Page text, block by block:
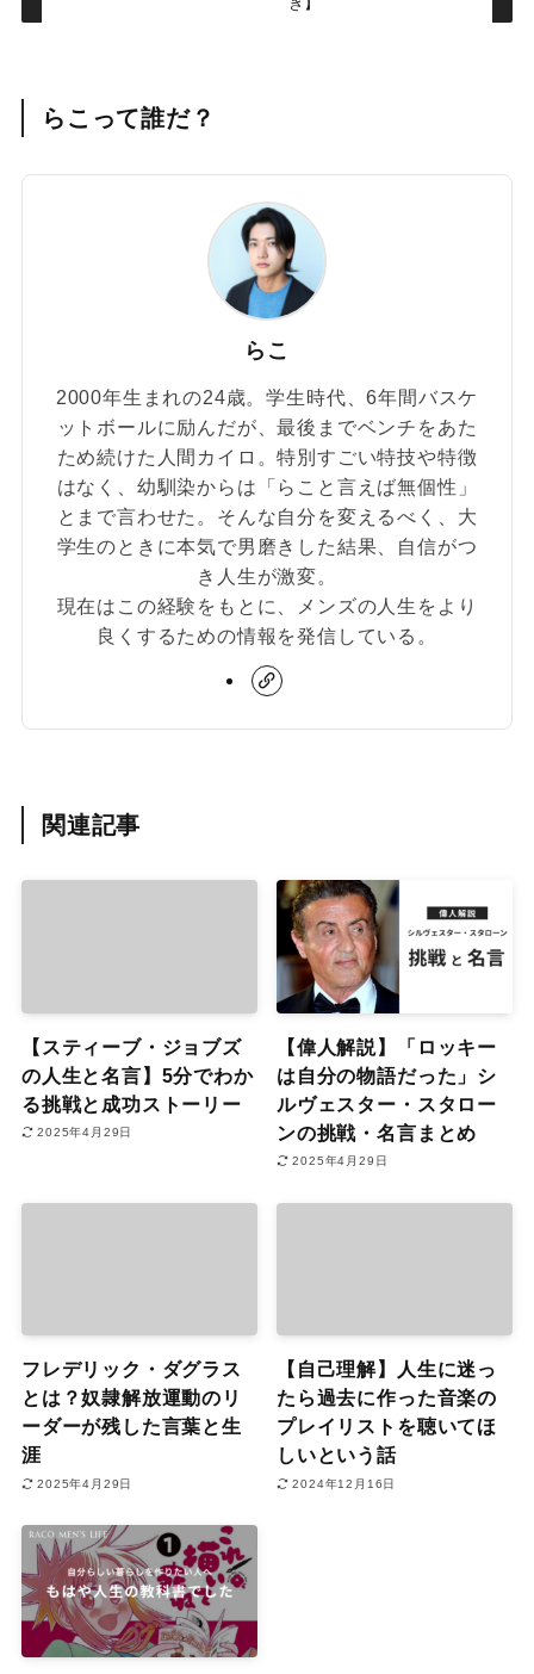
らこって誰だ？
らこ
2000年生まれの24歳。学生時代、6年間バスケ
ットボールに励んだが、最後までベンチをあた
ため続けた人間カイロ。特別すごい特技や特徴
はなく、幼馴染からは「らこと言えば無個性」
とまで言わせた。そんな自分を変えるべく、大
学生のときに本気で男磨きした結果、自信がつ
き人生が激変。
現在はこの経験をもとに、メンズの人生をより
良くするための情報を発信している。
関連記事
【スティーブ・ジョブズ
の人生と名言】5分でわか
る挑戦と成功ストーリー
2025年4月29日
【偉人解説】「ロッキー
は自分の物語だった」シ
ルヴェスター・スタロー
ンの挑戦・名言まとめ
2025年4月29日
フレデリック・ダグラス
とは？奴隷解放運動のリ
ーダーが残した言葉と生
涯
2025年4月29日
【自己理解】人生に迷っ
たら過去に作った音楽の
プレイリストを聴いてほ
しいという話
2024年12月16日